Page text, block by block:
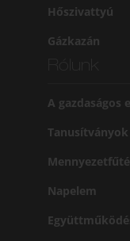
Hőszivattyú
Gázkazán
A
Napelem